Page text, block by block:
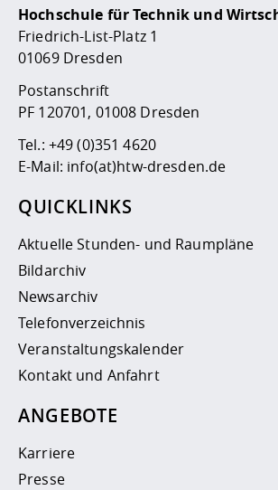
Hochschule für Technik und
Friedrich-List-Platz 1
01069 Dresden
Postanschrift
PF 120701, 01008 Dresden
Tel.: +49 (0)351 4620
E-Mail: info(at)htw-dresden.de
QUICKLINKS
Aktuelle Stunden- und Raumpläne
Bildarchiv
Newsarchiv
Telefonverzeichnis
Veranstaltungskalender
Kontakt und Anfahrt
ANGEBOTE
Karriere
Presse